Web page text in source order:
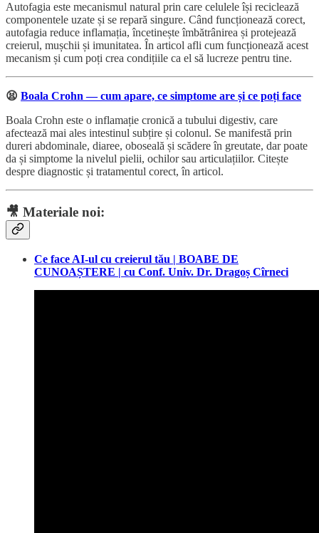
Autofagia este mecanismul natural prin care celulele își reciclează
componentele uzate și se repară singure. Când funcționează corect,
autofagia reduce inflamația, încetinește îmbătrânirea și protejează
creierul, mușchii și imunitatea. În articol afli cum funcționează acest
mecanism și cum poți crea condițiile ca el să lucreze pentru tine.
😫 Boala Crohn — cum apare, ce simptome are și ce poți face
Boala Crohn este o inflamație cronică a tubului digestiv, care
afectează mai ales intestinul subțire și colonul. Se manifestă prin
dureri abdominale, diaree, oboseală și scădere în greutate, dar poate
da și simptome la nivelul pielii, ochilor sau articulațiilor. Citește
despre diagnostic și tratamentul corect, în articol.
🎥 Materiale noi:
Ce face AI-ul cu creierul tău | BOABE DE
CUNOAȘTERE | cu Conf. Univ. Dr. Dragoș Cîrneci